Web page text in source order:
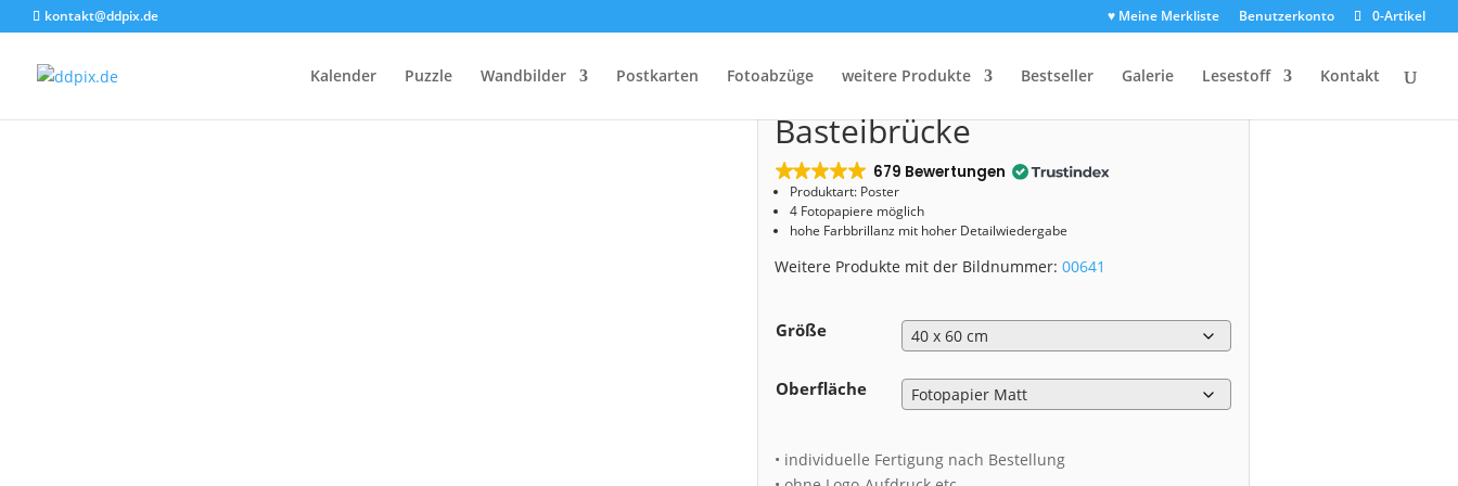
kontakt@ddpix.de ♥ Meine Merkliste Benutzerkonto 0-Artikel
Kalender Puzzle Wandbilder Postkarten Fotoabzüge weitere Produkte Bestseller Galerie Lesestoff Kontakt
Start/Shop/Poster/ Poster (00641) Basteibrücke
Poster (00641)
Basteibrücke
679 Bewertungen
Produktart: Poster
4 Fotopapiere möglich
hohe Farbbrillanz mit hoher Detailwiedergabe
Weitere Produkte mit der Bildnummer:00641
Größe
Oberfläche
• individuelle Fertigung nach Bestellung